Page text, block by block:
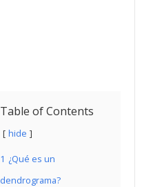
Table of Contents
hide
1 ¿Qué es un
dendrograma?